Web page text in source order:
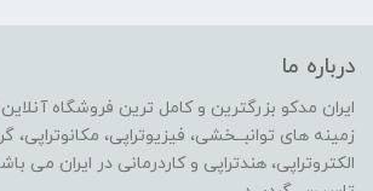
درباره ما
ایران مدکو بزرگترین و کامل ترین فروشگاه
زمینه های توانبــخشی، فیزیوتراپی، مکانوتراپی،